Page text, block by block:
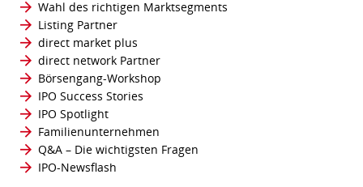
Wahl des richtigen Marktsegments
Listing Partner
direct market plus
direct network Partner
Börsengang-Workshop
IPO Success Stories
IPO Spotlight
Familienunternehmen
Q&A – Die wichtigsten Fragen
IPO-Newsflash